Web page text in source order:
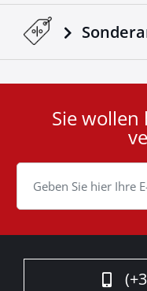
Cookie
Sie wollen